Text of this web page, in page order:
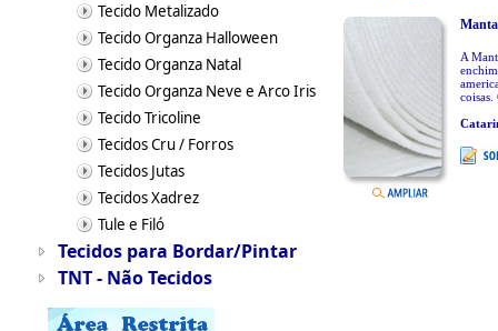
Tecido Metalizado
Tecido Organza Halloween
Tecido Organza Natal
Tecido Organza Neve e Arco Iris
Tecido Tricoline
Tecidos Cru / Forros
Tecidos Jutas
Tecidos Xadrez
Tule e Filó
Tecidos para Bordar/Pintar
TNT - Não Tecidos
A
coisas.